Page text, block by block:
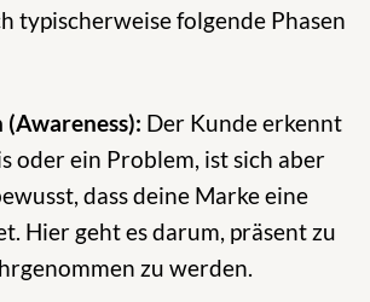
typischerweise folgende Phasen
(Awareness): Der Kunde erkennt
oder ein Problem, ist sich aber
dass deine Marke eine
Hier geht es darum, präsent zu
zu werden.